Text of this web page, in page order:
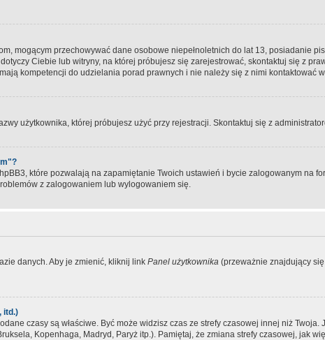
mogącym przechowywać dane osobowe niepełnoletnich do lat 13, posiadanie
Ciebie lub witryny, na której próbujesz się zarejestrować, skontaktuj się z
kompetencji do udzielania porad prawnych i nie należy się z nimi kontaktować
użytkownika, której próbujesz użyć przy rejestracji. Skontaktuj się z
które pozwalają na zapamiętanie Twoich ustawień i bycie zalogowanym na
z zalogowaniem lub wylogowaniem się.
danych. Aby je zmienić, kliknij link Panel użytkownika (przeważnie znajdujący
itd.)
czasy są właściwe. Być może widzisz czas ze strefy czasowej innej niż
Kopenhaga, Madryd, Paryż itp.). Pamiętaj, że zmiana strefy czasowej, jak